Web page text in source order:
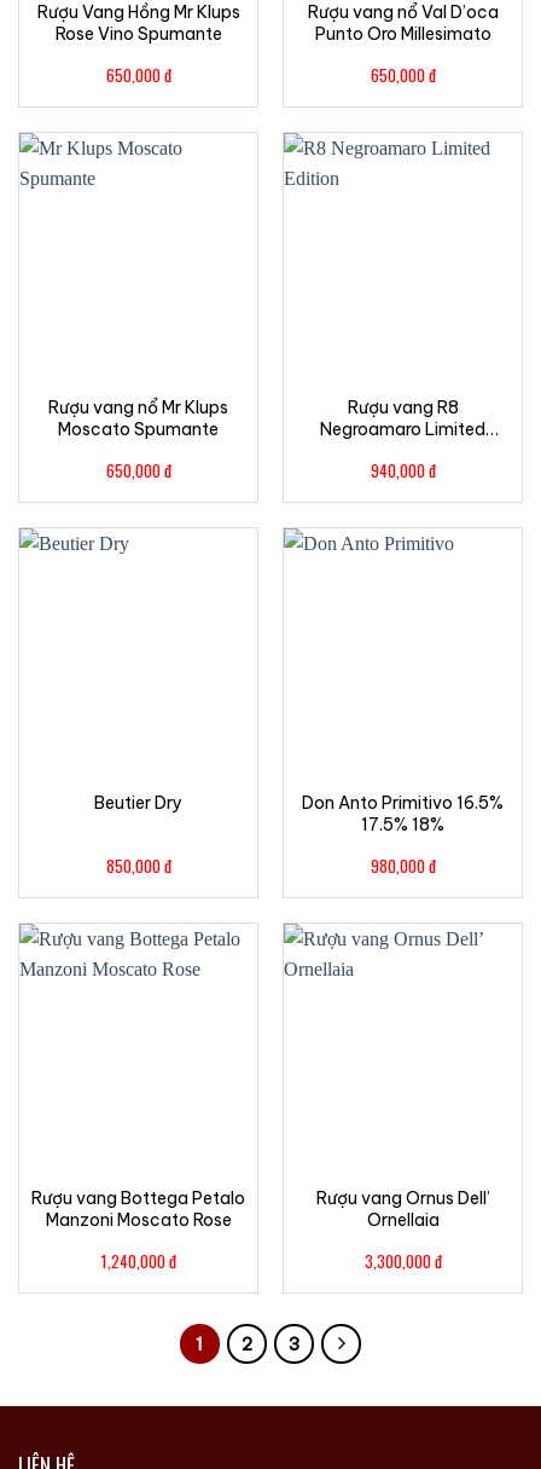
Rượu Vang Hồng Mr Klups
Rose Vino Spumante
650,000đ
Rượu vang nổ Val D’oca
Punto Oro Millesimato
650,000đ
Rượu vang nổ Mr Klups
Moscato Spumante
650,000đ
Rượu vang R8
Negroamaro Limited
940,000đ
Beutier Dry
850,000đ
Don Anto Primitivo 16.5%
17.5% 18%
980,000đ
Rượu vang Bottega Petalo
Manzoni Moscato Rose
1,240,000đ
Rượu vang Ornus Dell’
Ornellaia
3,300,000đ
1 2 3